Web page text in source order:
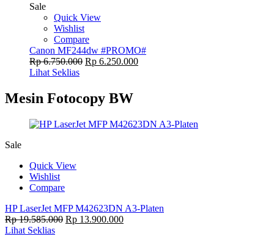
Sale
Quick View
Wishlist
Compare
Canon MF244dw #PROMO#
Rp6.750.000 Rp 6.250.000
Lihat Seklias
Mesin Fotocopy BW
Sale
Quick View
Wishlist
Compare
HP LaserJet MFP M42623DN A3-Platen
Rp19.585.000 Rp 13.900.000
Lihat Seklias